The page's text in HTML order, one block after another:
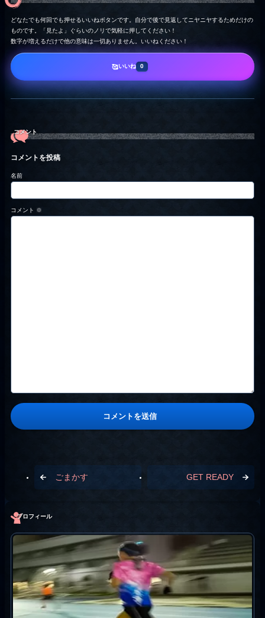
どなたでも何回でも押せるいいねボタンです。自分で後で見返してニヤニヤするためだけの
ものです。「見たよ」ぐらいのノリで気軽に押してください！
数字が増えるだけで他の意味は一切ありません。いいねください！
🥰いいね 0
コメント
コメントを投稿
名前
コメント ※
ごまかす GET READY
プロフィール